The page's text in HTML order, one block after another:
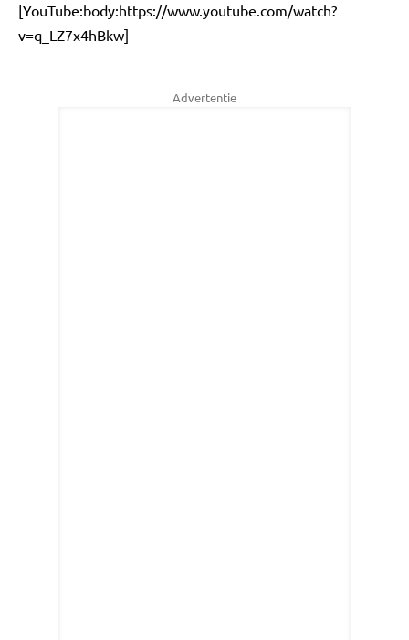
[YouTube:body:https://www.youtube.com/watch?
v=q_LZ7x4hBkw]
Advertentie